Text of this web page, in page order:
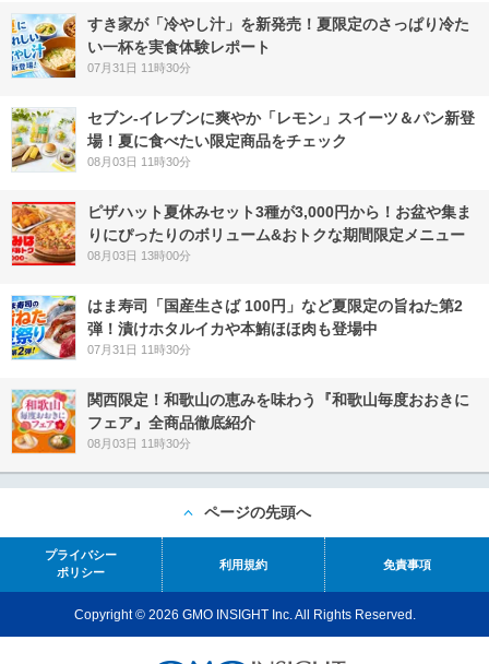
すき家が「冷やし汁」を新発売！夏限定のさっぱり冷た
い一杯を実食体験レポート
07月31日 11時30分
セブン‐イレブンに爽やか「レモン」スイーツ＆パン新登
場！夏に食べたい限定商品をチェック
08月03日 11時30分
ピザハット夏休みセット3種が3,000円から！お盆や集ま
りにぴったりのボリューム&おトクな期間限定メニュー
08月03日 13時00分
はま寿司「国産生さば 100円」など夏限定の旨ねた第2
弾！漬けホタルイカや本鮪ほほ肉も登場中
07月31日 11時30分
関西限定！和歌山の恵みを味わう『和歌山毎度おおきに
フェア』全商品徹底紹介
08月03日 11時30分
ページの先頭へ
プライバシー
ポリシー
利用規約 免責事項
Copyright © 2026 GMO INSIGHT Inc. All Rights Reserved.